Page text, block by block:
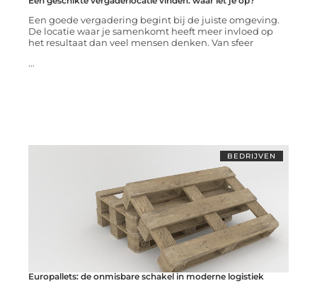
Een goede vergadering begint bij de juiste omgeving.
De locatie waar je samenkomt heeft meer invloed op
het resultaat dan veel mensen denken. Van sfeer
...
BEDRIJVEN
Europallets: de onmisbare schakel in moderne logistiek